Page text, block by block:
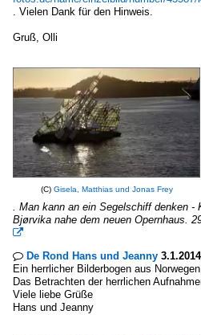
. Vielen Dank für den Hinweis.
Gruß, Olli
(C) Gisela, Matthias und Jonas Frey
. Man kann an ein Segelschiff denken -
Bjørvika nahe dem neuen Opernhaus.

 De Rond Hans und Jeanny
Ein herrlicher Bilderbogen aus
Das Betrachten der herrlichen
Viele liebe Grüße
Hans und Jeanny